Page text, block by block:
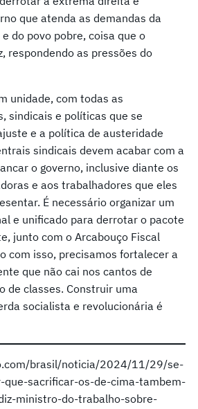
que atenda as demandas da
do povo pobre, coisa que o
respondendo as pressões do
unidade, com todas as
sindicais e políticas que se
e a política de austeridade
sindicais devem acabar com a
o governo, inclusive diante os
e aos trabalhadores que eles
É necessário organizar um
e unificado para derrotar o pacote
junto com o Arcabouço Fiscal
com isso, precisamos fortalecer a
que não cai nos cantos de
de classes. Construir uma
socialista e revolucionária é
brasil/noticia/2024/11/29/se-
que-sacrificar-os-de-cima-tambem-
ministro-do-trabalho-sobre-